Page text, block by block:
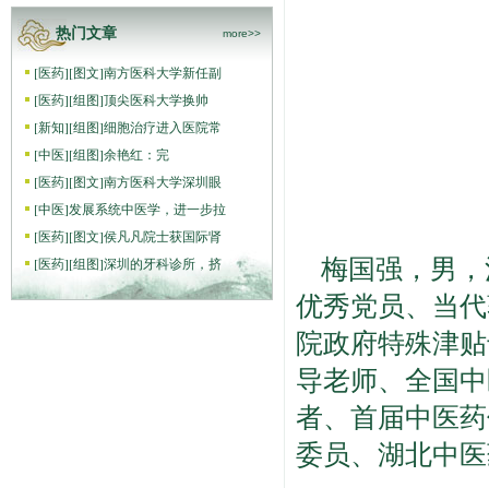
热门文章 more>>
[医药][图文]南方医科大学新任副
[医药][组图]顶尖医科大学换帅
[新知][组图]细胞治疗进入医院常
[中医][组图]​余艳红：完
[医药][图文]南方医科大学深圳眼
[中医]发展系统中医学，进一步拉
[医药][图文]侯凡凡院士获国际肾
[医药][组图]深圳的牙科诊所，挤
梅国强，男
优秀党员、当
院政府特殊津
导老师、全国
者、首届中医
委员、湖北中